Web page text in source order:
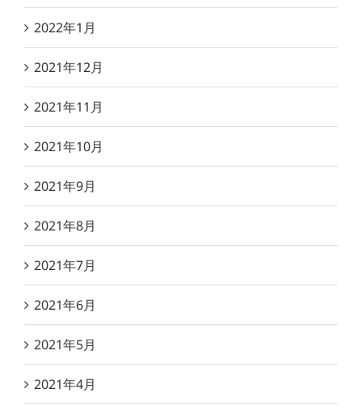
2022年1月
2021年12月
2021年11月
2021年10月
2021年9月
2021年8月
2021年7月
2021年6月
2021年5月
2021年4月